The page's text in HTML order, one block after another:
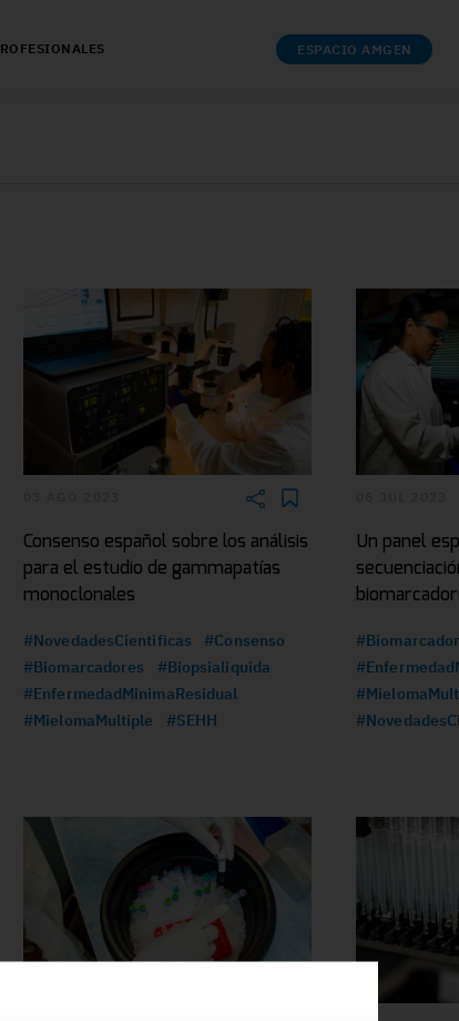
ESPACIO AMGEN
Consenso español sobre los análisis
para el estudio de gammapatías
monoclonales
#NovedadesCientificas
#Consenso
#Biomarcadores
#Biopsialiquida
#EnfermedadMinimaResidual
#MielomaMultiple
#SEHH
Un panel